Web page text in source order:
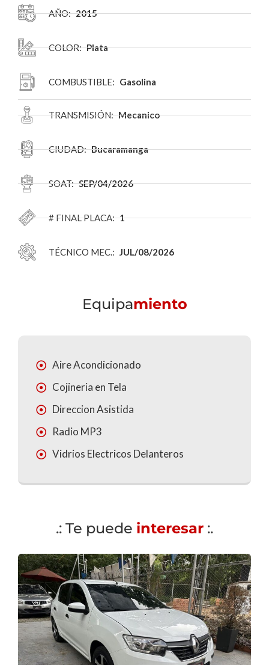
AÑO: 2015
COLOR: Plata
COMBUSTIBLE: Gasolina
TRANSMISIÓN: Mecanico
CIUDAD: Bucaramanga
SOAT: SEP/04/2026
# FINAL PLACA: 1
TÉCNICO MEC.: JUL/08/2026
Equipamiento
Aire Acondicionado
Cojineria en Tela
Direccion Asistida
Radio MP3
Vidrios Electricos Delanteros
.: Te puede interesar :.